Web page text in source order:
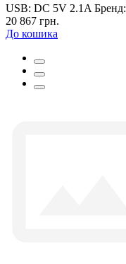
USB: DC 5V 2.1A Бренд:
20 867 грн.
До кошика